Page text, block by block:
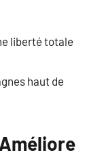
liberté totale
haut de